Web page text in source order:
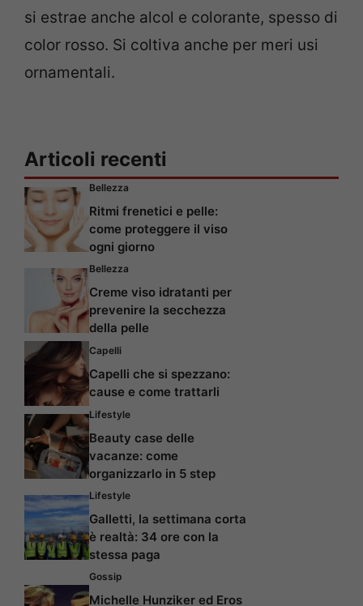
si estrae anche alcol e colorante, spesso di
color rosso. Si coltiva anche per meri usi
ornamentali.
Articoli recenti
Bellezza
Ritmi frenetici e pelle:
come proteggere il viso
ogni giorno
Bellezza
Creme viso idratanti per
prevenire la secchezza
della pelle
Capelli
Capelli che si spezzano:
cause e come trattarli
Lifestyle
Beauty case delle
vacanze: come
organizzarlo in 5 step
Lifestyle
Galletti, la settimana corta
è realtà: 34 ore con la
stessa paga
Gossip
Michelle Hunziker ed Eros